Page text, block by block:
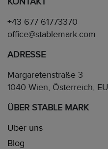
+43 677 61773370
office@stablemark.com
ADRESSE
Margaretenstraße 3
1040 Wien, Österreich, EU
ÜBER STABLE MARK
Über uns
Blog